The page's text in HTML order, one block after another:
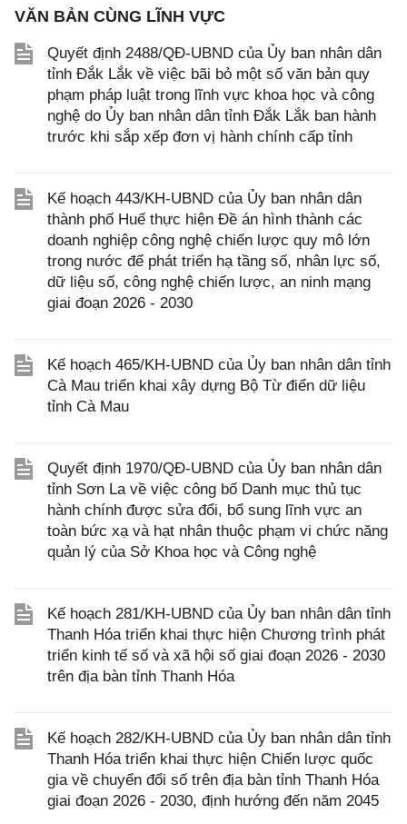
VĂN BẢN CÙNG LĨNH VỰC
Quyết định 2488/QĐ-UBND của Ủy ban nhân dân
tỉnh Đắk Lắk về việc bãi bỏ một số văn bản quy
phạm pháp luật trong lĩnh vực khoa học và công
nghệ do Ủy ban nhân dân tỉnh Đắk Lắk ban hành
trước khi sắp xếp đơn vị hành chính cấp tỉnh
Kế hoạch 443/KH-UBND của Ủy ban nhân dân
thành phố Huế thực hiện Đề án hình thành các
doanh nghiệp công nghệ chiến lược quy mô lớn
trong nước để phát triển hạ tầng số, nhân lực số,
dữ liệu số, công nghệ chiến lược, an ninh mạng
giai đoạn 2026 - 2030
Kế hoạch 465/KH-UBND của Ủy ban nhân dân tỉnh
Cà Mau triển khai xây dựng Bộ Từ điển dữ liệu
tỉnh Cà Mau
Quyết định 1970/QĐ-UBND của Ủy ban nhân dân
tỉnh Sơn La về việc công bố Danh mục thủ tục
hành chính được sửa đổi, bổ sung lĩnh vực an
toàn bức xạ và hạt nhân thuộc phạm vi chức năng
quản lý của Sở Khoa học và Công nghệ
Kế hoạch 281/KH-UBND của Ủy ban nhân dân tỉnh
Thanh Hóa triển khai thực hiện Chương trình phát
triển kinh tế số và xã hội số giai đoạn 2026 - 2030
trên địa bàn tỉnh Thanh Hóa
Kế hoạch 282/KH-UBND của Ủy ban nhân dân tỉnh
Thanh Hóa triển khai thực hiện Chiến lược quốc
gia về chuyển đổi số trên địa bàn tỉnh Thanh Hóa
giai đoạn 2026 - 2030, định hướng đến năm 2045